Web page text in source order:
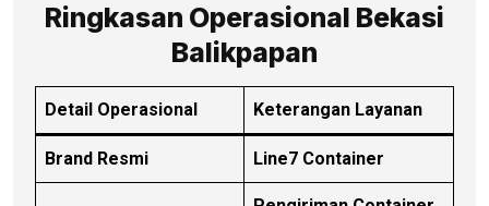
Ringkasan Operasional Bekasi
Balikpapan
Detail Operasional Keterangan Layanan
Brand Resmi Line7 Container